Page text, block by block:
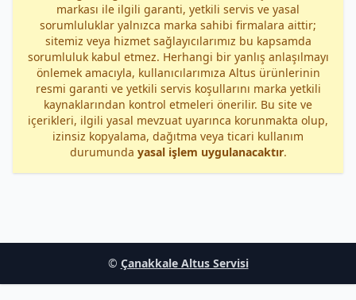
markası ile ilgili garanti, yetkili servis ve yasal
sorumluluklar yalnızca marka sahibi firmalara aittir;
sitemiz veya hizmet sağlayıcılarımız bu kapsamda
sorumluluk kabul etmez. Herhangi bir yanlış anlaşılmayı
önlemek amacıyla, kullanıcılarımıza Altus ürünlerinin
resmi garanti ve yetkili servis koşullarını marka yetkili
kaynaklarından kontrol etmeleri önerilir. Bu site ve
içerikleri, ilgili yasal mevzuat uyarınca korunmakta olup,
izinsiz kopyalama, dağıtma veya ticari kullanım
durumunda yasal işlem uygulanacaktır.
© Çanakkale Altus Servisi